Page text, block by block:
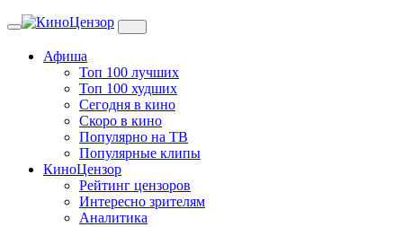
Toggle
Афиша
Топ 100 лучших
Топ 100 худших
Сегодня в кино
Скоро в кино
Популярно на ТВ
Популярные клипы
КиноЦензор
Рейтинг цензоров
Интересно зрителям
Аналитика